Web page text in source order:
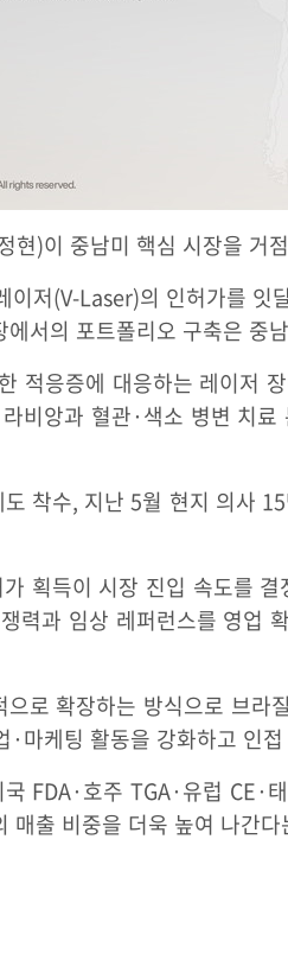
)이 중남미 핵심 시장을 거
저(V-Laser)의 인허가를
서의 포트폴리오 구축은 중
응증에 대응하는 레이저
비앙과 혈관·색소 병변 치
착수, 지난 5월 현지 의사
획득이 시장 진입 속도를
력과 임상 레퍼런스를 영업
로 확장하는 방식으로 브
마케팅 활동을 강화하고 인
FDA·호주 TGA·유럽
매출 비중을 더욱 높여 나간